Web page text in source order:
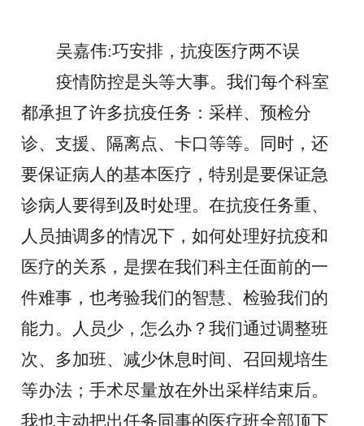
吴嘉伟:巧安排，抗疫医疗两不误
疫情防控是头等大事。我们每个科室
都承担了许多抗疫任务：采样、预检分
诊、支援、隔离点、卡口等等。同时，还
要保证病人的基本医疗，特别是要保证急
诊病人要得到及时处理。在抗疫任务重、
人员抽调多的情况下，如何处理好抗疫和
医疗的关系，是摆在我们科主任面前的一
件难事，也考验我们的智慧、检验我们的
能力。人员少，怎么办？我们通过调整班
次、多加班、减少休息时间、召回规培生
等办法；手术尽量放在外出采样结束后。
我也主动把出任务同事的医疗班全部顶下